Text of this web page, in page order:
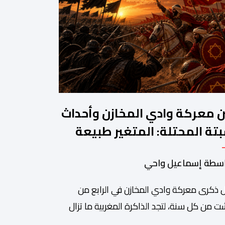
معركة وادي المخازن وأحداث
المحتلة: المتغير طبيعة
والثابت جدار الصد الوطني
إسماعيل واحي
ذكرى معركة وادي المخازن في الرابع من
من كل سنة، لتجد الذاكرة المغربية ما تزال